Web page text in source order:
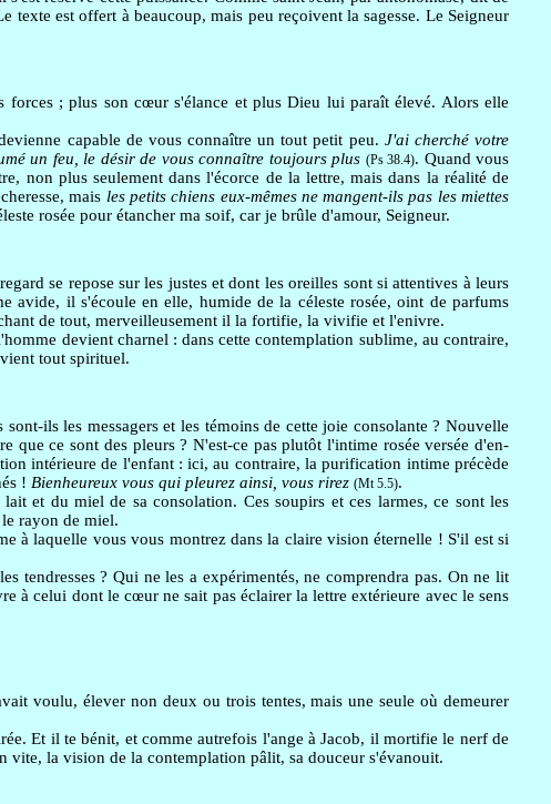
est offert à beaucoup, mais peu reçoivent la sagesse. Le Seigneur
forces ; plus son cœur s'élance et plus Dieu lui paraît élevé. Alors elle
capable de vous connaître un tout petit peu. J'ai cherché votre
un feu, le désir de vous connaître toujours plus (Ps 38.4). Quand vous
non plus seulement dans l'écorce de la lettre, mais dans la réalité de
mais les petits chiens eux-mêmes ne mangent-ils pas les miettes
rosée pour étancher ma soif, car je brûle d'amour, Seigneur.
se repose sur les justes et dont les oreilles sont si attentives à leurs
il s'écoule en elle, humide de la céleste rosée, oint de parfums
de tout, merveilleusement il la fortifie, la vivifie et l'enivre.
devient charnel : dans cette contemplation sublime, au contraire,
tout spirituel.
ils les messagers et les témoins de cette joie consolante ? Nouvelle
ce sont des pleurs ? N'est-ce pas plutôt l'intime rosée versée d'en-
intérieure de l'enfant : ici, au contraire, la purification intime précède
! Bienheureux vous qui pleurez ainsi, vous rirez (Mt 5.5).
et du miel de sa consolation. Ces soupirs et ces larmes, ce sont les
rayon de miel.
à laquelle vous vous montrez dans la claire vision éternelle ! S'il est si
tendresses ? Qui ne les a expérimentés, ne comprendra pas. On ne lit
à celui dont le cœur ne sait pas éclairer la lettre extérieure avec le sens
voulu, élever non deux ou trois tentes, mais une seule où demeurer
Et il te bénit, et comme autrefois l'ange à Jacob, il mortifie le nerf de
vite, la vision de la contemplation pâlit, sa douceur s'évanouit.